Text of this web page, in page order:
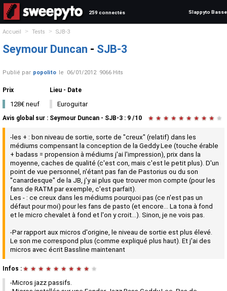
259 connectés Slappyto Basse
Accueil > Tests > SJB-3
Seymour Duncan - SJB-3
Publié par popolito le 06/01/2012 9066 Hits
Prix
128€ neuf
Lieu - Date
Euroguitar
Avis global sur : Seymour Duncan - SJB-3 : 9 /10 ★ ★ ★ ★ ★ ★ ★ ★ ★ ★
-les + : bon niveau de sortie, sorte de "creux" (relatif) dans les
médiums compensant la conception de la Geddy Lee (touche érable
+ badass = propension à médiums j'ai l'impression), prix dans la
moyenne, caches de qualité (c'est con, mais c'est le petit plus). D'un
point de vue personnel, n'étant pas fan de Pastorius ou du son
"canardesque" de la JB, j'y ai plus que trouver mon compte (pour les
fans de RATM par exemple, c'est parfait).
Les - : ce creux dans les médiums pourquoi pas (ce n'est pas un
défaut pour moi) pour les fans de pasto (et encore... La tona à fond
et le micro chevalet à fond et l'on y croit...). Sinon, je ne vois pas.
-Par rapport aux micros d'origine, le niveau de sortie est plus élevé.
Le son me correspond plus (comme expliqué plus haut). Et j'ai des
micros avec écrit Bassline maintenant
Infos : ★ ★ ★ ★ ★ ★ ★ ★ ★ ★
-Micros jazz passifs.